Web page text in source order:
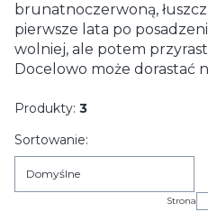
brunatnoczerwoną,
pierwsze lata po
wolniej, ale potem
Docelowo może dorastać
Produkty: 3
Lista produktów
Sortowanie:
Domyślne
Strona